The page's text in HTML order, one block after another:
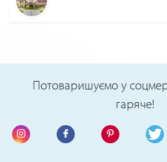
Потоваришуємо у
гаряче!